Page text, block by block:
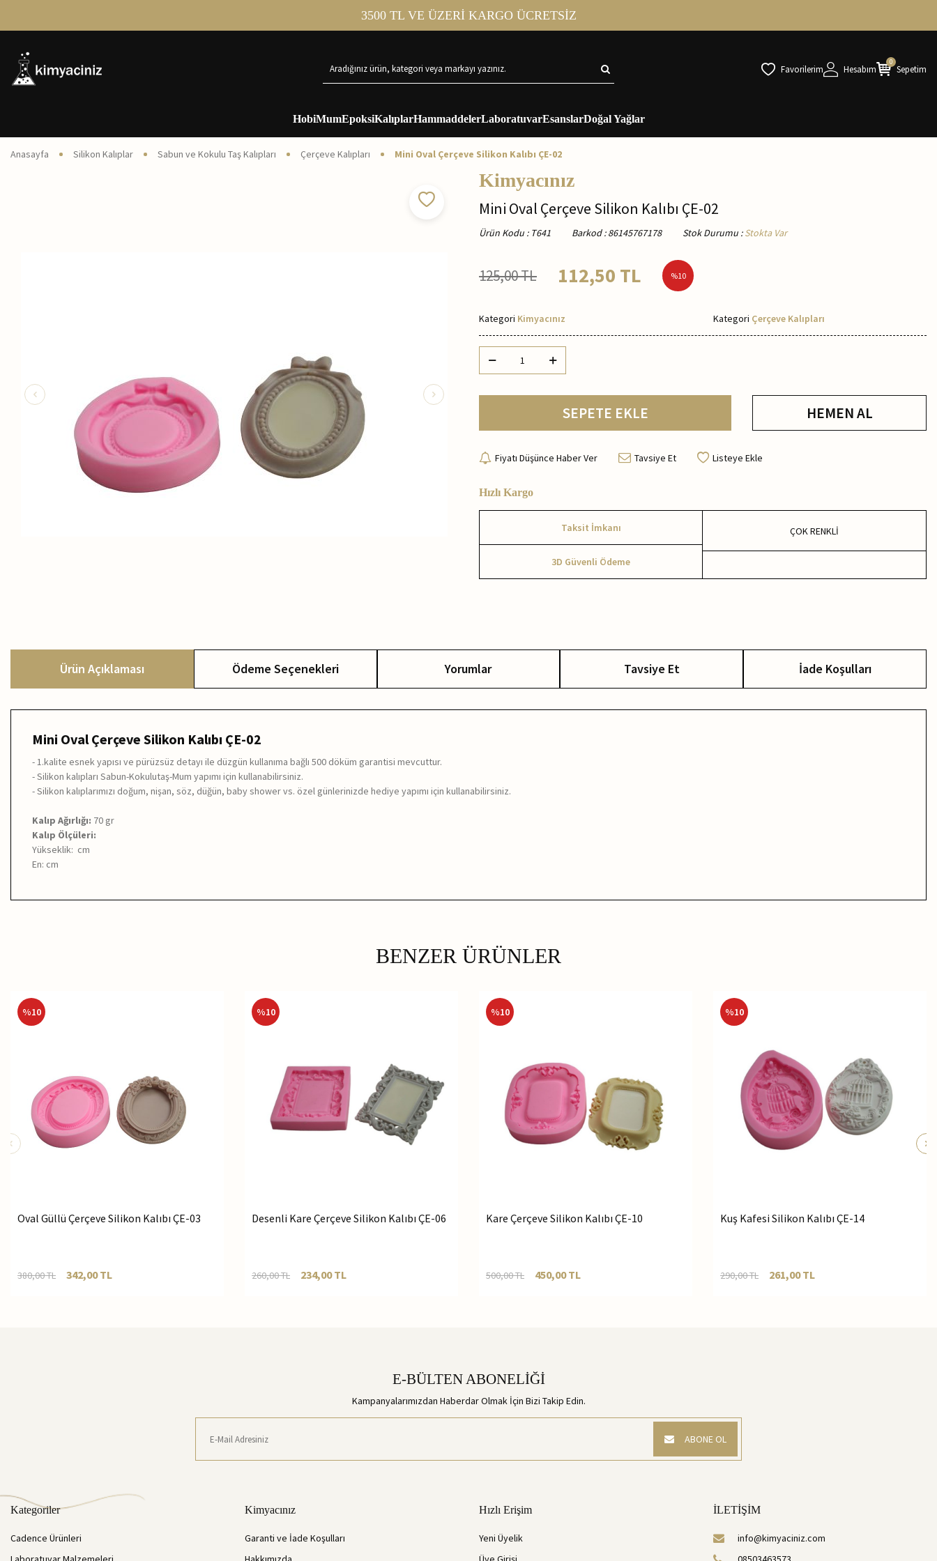
3500 TL VE ÜZERİ KARGO ÜCRETSİZ
Favorilerim Hesabım
0
Sepetim
HobiMumEpoksiKalıplarHammaddelerLaboratuvarEsanslarDoğal Yağlar
Anasayfa Silikon Kalıplar Sabun ve Kokulu Taş Kalıpları Çerçeve Kalıpları Mini Oval Çerçeve Silikon Kalıbı ÇE-02
Kimyacınız
Mini Oval Çerçeve Silikon Kalıbı ÇE-02
Ürün Kodu : T641 Barkod : 86145767178 Stok Durumu : Stokta Var
125,00TL 112,50 TL %10
Kategori Kimyacınız Kategori Çerçeve Kalıpları
SEPETE EKLE HEMEN AL
Fiyatı Düşünce Haber Ver Tavsiye Et Listeye Ekle
Hızlı Kargo
Taksit İmkanı
3D Güvenli Ödeme
ÇOK RENKLİ
Ürün Açıklaması Ödeme Seçenekleri Yorumlar Tavsiye Et İade Koşulları
Mini Oval Çerçeve Silikon Kalıbı ÇE-02
- 1.kalite esnek yapısı ve pürüzsüz detayı ile düzgün kullanıma bağlı 500 döküm garantisi mevcuttur.
- Silikon kalıpları Sabun-Kokulutaş-Mum yapımı için kullanabilirsiniz.
- Silikon kalıplarımızı doğum, nişan, söz, düğün, baby shower vs. özel günlerinizde hediye yapımı için kullanabilirsiniz.
Kalıp Ağırlığı: 70 gr
Kalıp Ölçüleri:
Yükseklik: cm
En: cm
BENZER ÜRÜNLER
%10
Oval Güllü Çerçeve Silikon Kalıbı ÇE-03
380,00TL 342,00TL
%10
Desenli Kare Çerçeve Silikon Kalıbı ÇE-06
260,00TL 234,00TL
%10
Kare Çerçeve Silikon Kalıbı ÇE-10
500,00TL 450,00TL
%10
Kuş Kafesi Silikon Kalıbı ÇE-14
290,00TL 261,00TL
E-BÜLTEN ABONELİĞİ
Kampanyalarımızdan Haberdar Olmak İçin Bizi Takip Edin.
ABONE OL
Kategoriler
Cadence Ürünleri
Kimyacınız
Garanti ve İade Koşulları
Hızlı Erişim
Yeni Üyelik
İLETİŞİM
info@kimyaciniz.com